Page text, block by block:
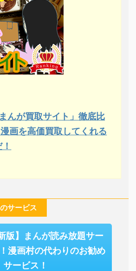
んが買取サイト」徹底比
画を高価買取してくれる
サービス
版】まんが読み放題サー
漫画村の代わりのお勧め
サービス！